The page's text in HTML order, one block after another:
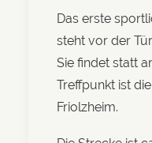
Das erste
steht vor der
Sie findet statt
Treffpunkt ist die
Friolzheim.